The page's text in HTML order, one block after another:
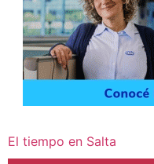
El tiempo en Salta